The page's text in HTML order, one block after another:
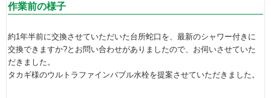
作業前の様子
約1年半前に交換させていただいた台所蛇口を、最新のシャワー付きに
交換できますか?とお問い合わせがありましたので、お伺いさせていた
だきました。
タカギ様のウルトラファインバブル水栓を提案させていただきました。